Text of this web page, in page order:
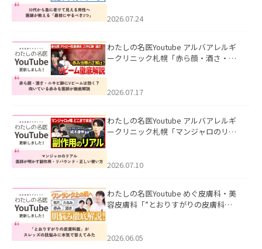
た。
2026.07.24
わたしの名医Youtube アルバアレルギ
ークリニック札幌「赤ら顔・酒さ・ニ
した。
2026.07.17
わたしの名医Youtube アルバアレルギ
ークリニック札幌「マンジャロのリア
た。
2026.07.10
わたしの名医Youtube めぐ皮膚科・美
容皮膚科「”とおりすがりの皮膚科
2026.06.05